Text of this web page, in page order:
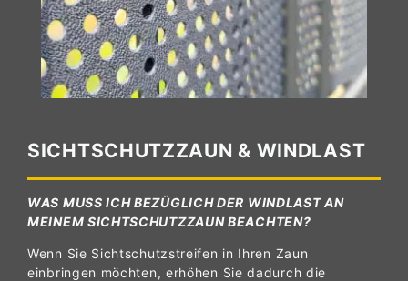
SICHTSCHUTZZAUN & WINDLAST
WAS MUSS ICH BEZÜGLICH DER WINDLAST AN
MEINEM SICHTSCHUTZZAUN BEACHTEN?
Wenn Sie Sichtschutzstreifen in Ihren Zaun
einbringen möchten, erhöhen Sie dadurch die